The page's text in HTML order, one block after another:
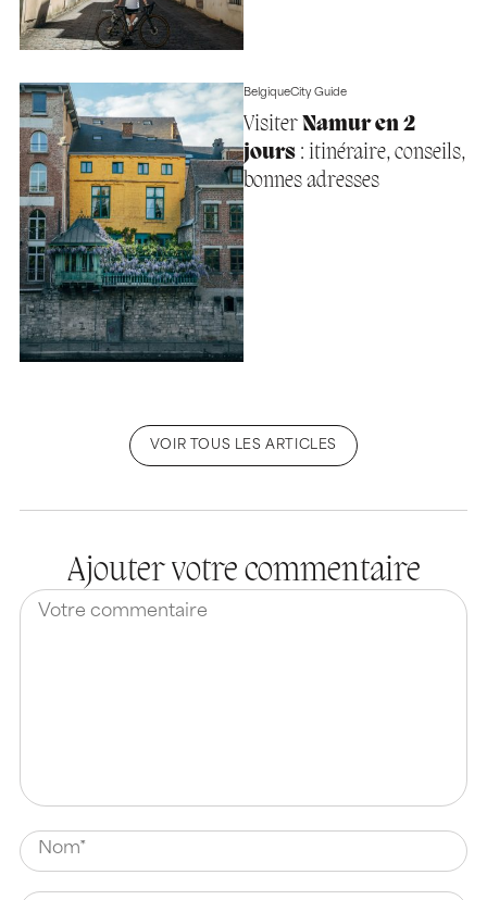
BelgiqueCity Guide
Visiter Namur en 2
jours: itinéraire, conseils,
bonnes adresses
VOIR TOUS LES ARTICLES
Ajouter votre commentaire